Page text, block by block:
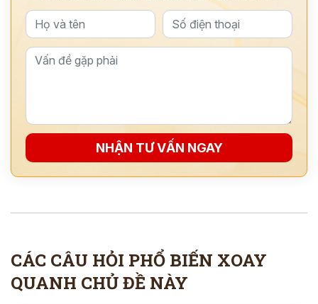
NHẬN TƯ VẤN NGAY
CÁC CÂU HỎI PHỔ BIẾN XOAY
QUANH CHỦ ĐỀ NÀY